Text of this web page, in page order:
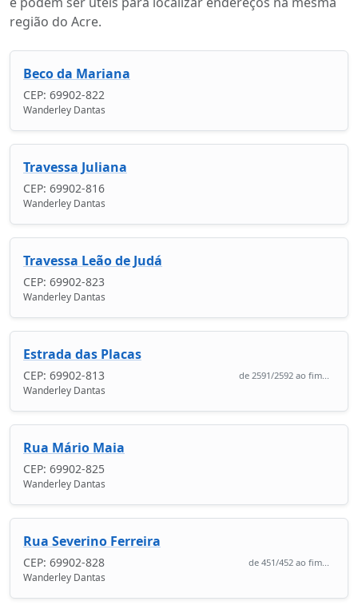
região do Acre.
Beco da Mariana
CEP: 69902-822
Wanderley Dantas
Travessa Juliana
CEP: 69902-816
Wanderley Dantas
Travessa Leão de Judá
CEP: 69902-823
Wanderley Dantas
Estrada das Placas
CEP: 69902-813 de 2591/2592 ao fim...
Wanderley Dantas
Rua Mário Maia
CEP: 69902-825
Wanderley Dantas
Rua Severino Ferreira
CEP: 69902-828 de 451/452 ao fim...
Wanderley Dantas